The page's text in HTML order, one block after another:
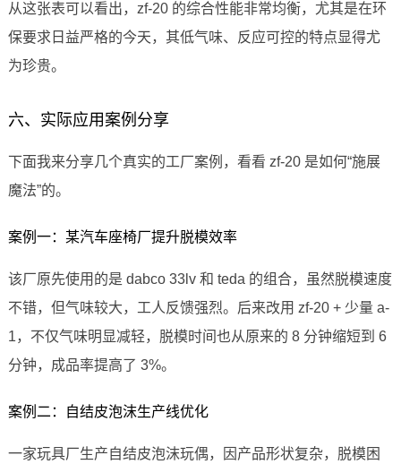
从这张表可以看出，zf-20 的综合性能非常均衡，尤其是在环
保要求日益严格的今天，其低气味、反应可控的特点显得尤
为珍贵。
六、实际应用案例分享
下面我来分享几个真实的工厂案例，看看 zf-20 是如何“施展
魔法”的。
案例一：某汽车座椅厂提升脱模效率
该厂原先使用的是 dabco 33lv 和 teda 的组合，虽然脱模速度
不错，但气味较大，工人反馈强烈。后来改用 zf-20 + 少量 a-
1，不仅气味明显减轻，脱模时间也从原来的 8 分钟缩短到 6
分钟，成品率提高了 3%。
案例二：自结皮泡沫生产线优化
一家玩具厂生产自结皮泡沫玩偶，因产品形状复杂，脱模困